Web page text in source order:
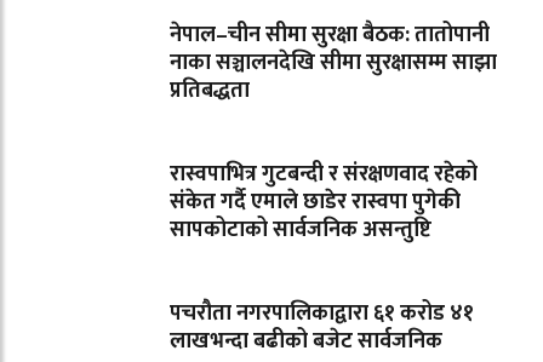
नेपाल–चीन सीमा सुरक्षा बैठक: तातोपानी
नाका सञ्चालनदेखि सीमा सुरक्षासम्म साझा
प्रतिबद्धता
रास्वपाभित्र गुटबन्दी र संरक्षणवाद रहेको
संकेत गर्दै एमाले छाडेर रास्वपा पुगेकी
सापकोटाको सार्वजनिक असन्तुष्टि
पचरौता नगरपालिकाद्वारा ६१ करोड ४१
लाखभन्दा बढीको बजेट सार्वजनिक